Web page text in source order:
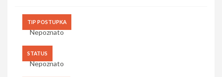
TIP POSTUPKA
Nepoznato
STATUS
Nepoznato